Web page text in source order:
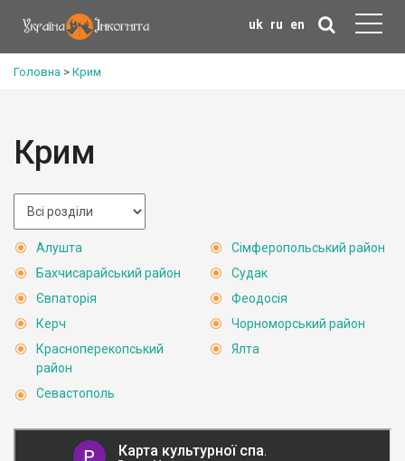
uk ru en
Головна > Крим
Крим
Алушта
Бахчисарайський район
Євпаторія
Керч
Красноперекопський
район
Севастополь
Сімферопольський район
Судак
Феодосія
Чорноморський район
Ялта